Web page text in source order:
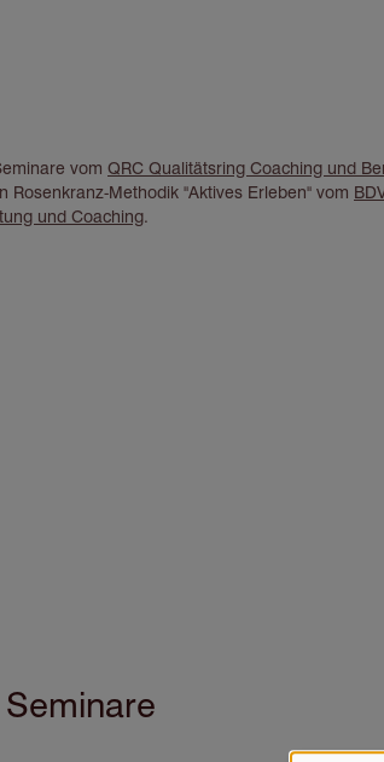
vom QRC Qualitätsring Coaching und
Rosenkranz-Methodik "Aktives Erleben" vom
und Coaching.